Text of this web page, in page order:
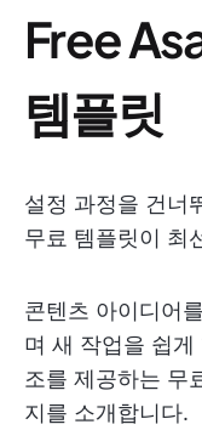
Free
템플릿
설정 과정을 건너
무료 템플릿이 최
콘텐츠 아이디어
며 새 작업을 쉽
조를 제공하는 무
지를 소개합니다.